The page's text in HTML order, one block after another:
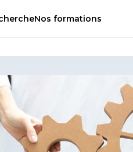
Nos formations